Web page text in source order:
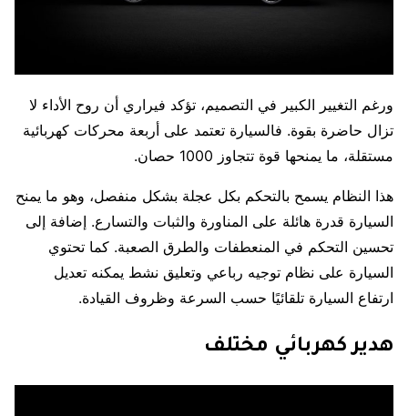
ورغم التغيير الكبير في التصميم، تؤكد فيراري أن روح الأداء لا
تزال حاضرة بقوة. فالسيارة تعتمد على أربعة محركات كهربائية
مستقلة، ما يمنحها قوة تتجاوز 1000 حصان.
هذا النظام يسمح بالتحكم بكل عجلة بشكل منفصل، وهو ما يمنح
السيارة قدرة هائلة على المناورة والثبات والتسارع. إضافة إلى
تحسين التحكم في المنعطفات والطرق الصعبة. كما تحتوي
السيارة على نظام توجيه رباعي وتعليق نشط يمكنه تعديل
ارتفاع السيارة تلقائيًا حسب السرعة وظروف القيادة.
هدير كهربائي مختلف